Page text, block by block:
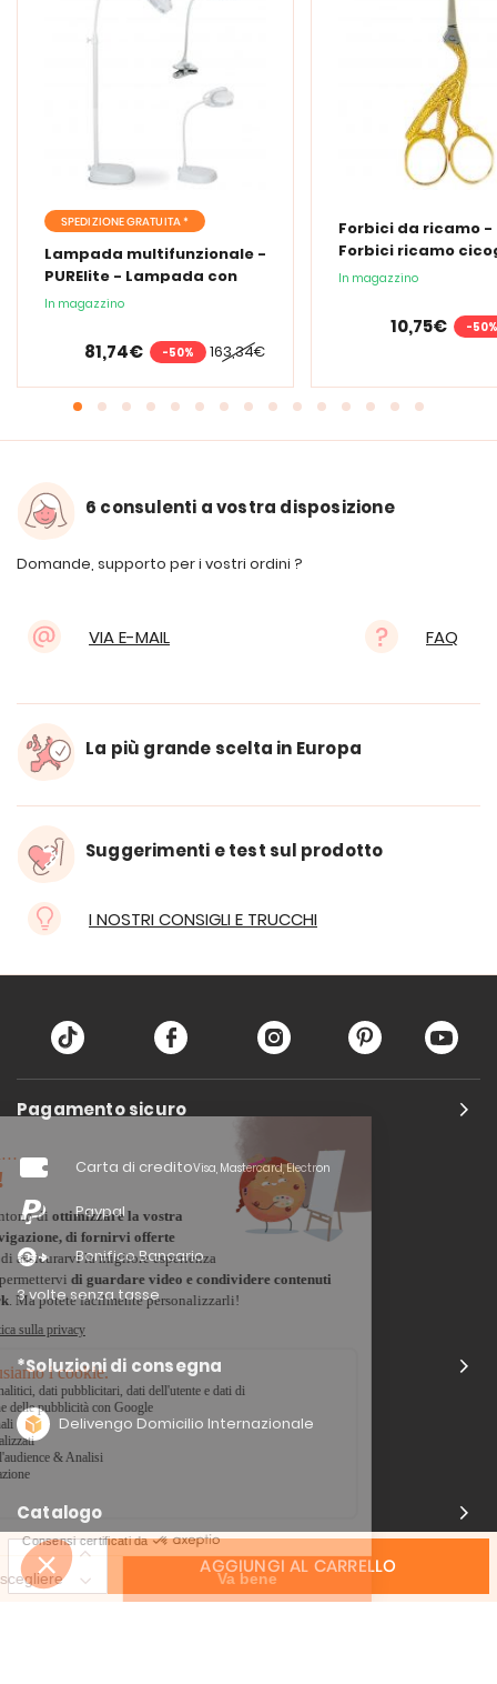
AGGIUNGI AL CARRELLO
SPEDIZIONE GRATUITA *
Lampada multifunzionale -
PURElite - Lampada con
lente d'ingrandimento
In magazzino
163,34€
81,74€ -50%
Forbici da ricamo -
Forbici ricamo
In magazzino
10,75€ -50%
6 consulenti a vostra disposizione
Domande, supporto per i vostri ordini ?
VIA E-MAIL FAQ
La più grande scelta in Europa
Suggerimenti e test sul prodotto
I NOSTRI CONSIGLI E TRUCCHI
Pagamento sicuro
Carta di creditoVisa, Mastercard, Electron
Paypal
Bonifico Bancario
3 volte senza tasse
*Soluzioni di consegna
Delivengo Domicilio Internazionale
Catalogo